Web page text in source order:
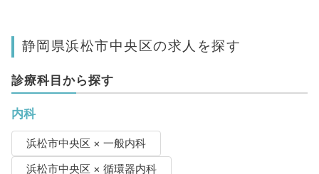
静岡県浜松市中央区の求人を探す
診療科目から探す
内科
浜松市中央区 × 一般内科
浜松市中央区 × 循環器内科